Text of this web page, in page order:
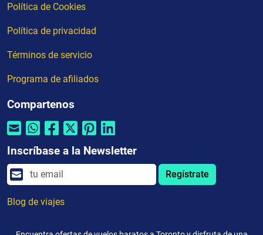
Política de Cookies
Política de privacidad
Términos de servicio
Programa de afiliados
Compartenos
Inscríbase a la Newsletter
Regístrate
Blog de viajes